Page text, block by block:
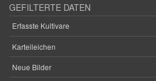
GEFILTERTE DATEN
Erfasste Kultivare
Karteileichen
Neue Bilder